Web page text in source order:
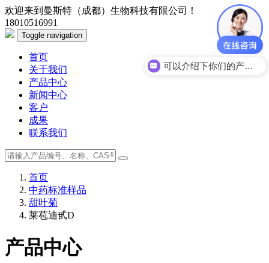
欢迎来到曼斯特（成都）生物科技有限公司！
18010516991
Toggle navigation
首页
关于我们
产品中心
新闻中心
客户
成果
联系我们
首页
中药标准样品
甜叶菊
莱苞迪甙D
产品中心
可以介绍下你们的产品么？